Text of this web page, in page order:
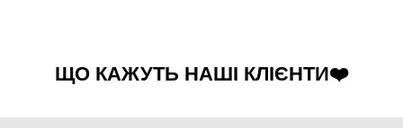
ЩО КАЖУТЬ НАШІ КЛІЄНТИ❤️